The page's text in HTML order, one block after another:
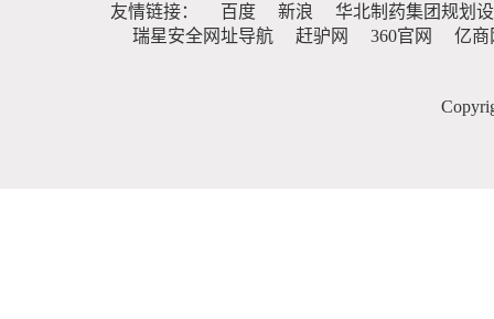
友情链接： 百度 新浪
华北制药集团规划
瑞星安全网址导航
赶驴网 360官网 亿商